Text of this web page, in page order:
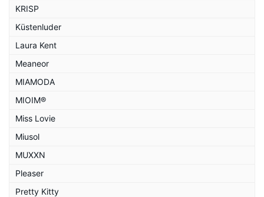
KRISP
Küstenluder
Laura Kent
Meaneor
MIAMODA
MIOIM®
Miss Lovie
Miusol
MUXXN
Pleaser
Pretty Kitty